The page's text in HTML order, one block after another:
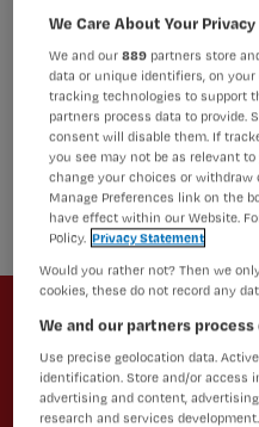
de psychiatrie, de
psychogeriatrisch
woont nu hier” (2008),
“Zwaargewond” (2012)”
der Plaats) “Het demente
over mensen met
het verpleeghuis heet
uitgekomen in september
Newsletter
Altijd op de
nieuws en
artikelen?
We Care About Your Privacy
We and our889 partners store
data or unique identifiers, on
tracking technologies to support
partners process data to provide.
consent will disable them. If
you see may not be as relevant
change your choices or
Manage Preferences link on the
have effect within our Website.
Policy. Privacy Statement
Would you rather not? Then we
cookies, these do not record any
We and our partners
Use precise geolocation data.
identification. Store and/or access
advertising and content,
research and services development.